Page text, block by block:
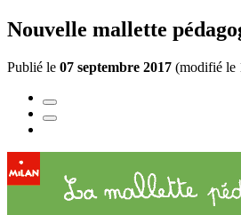
Nouvelle mallette
Publié le 07 septembre 2017 (modifié le